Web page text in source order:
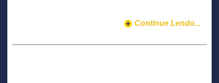
Continue Lendo...